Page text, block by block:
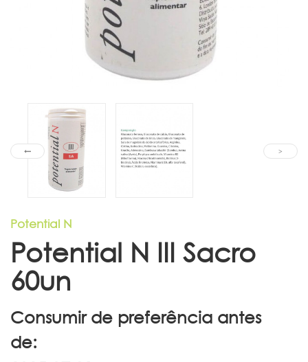
Potential N
Potential N III Sacro
60un
Consumir de preferência antes
de: